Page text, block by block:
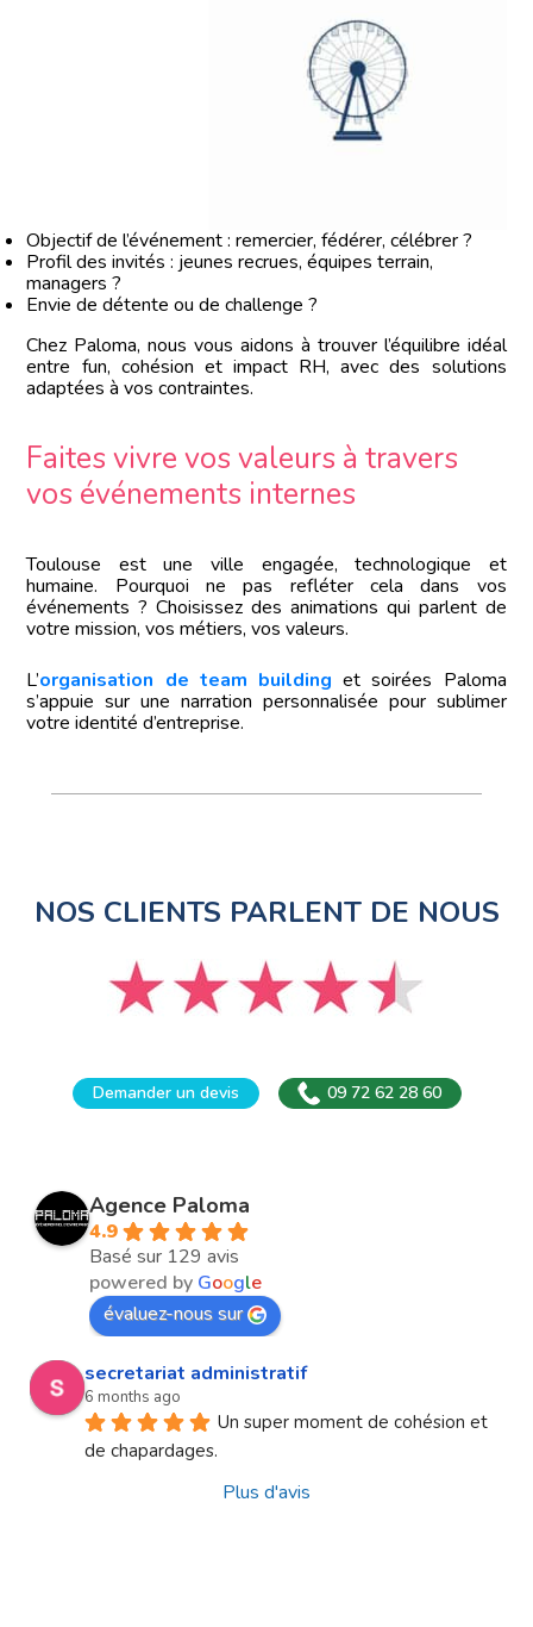
Objectif de l’événement : remercier, fédérer, célébrer ?
Profil des invités : jeunes recrues, équipes terrain,
managers ?
Envie de détente ou de challenge ?
Chez Paloma, nous vous aidons à trouver l’équilibre idéal
entre fun, cohésion et impact RH, avec des solutions
adaptées à vos contraintes.
Faites vivre vos valeurs à travers
vos événements internes
Toulouse est une ville engagée, technologique et
humaine. Pourquoi ne pas refléter cela dans vos
événements ? Choisissez des animations qui parlent de
votre mission, vos métiers, vos valeurs.
L’organisation de team building et soirées Paloma
s’appuie sur une narration personnalisée pour sublimer
votre identité d’entreprise.
NOS CLIENTS PARLENT DE NOUS
Demander un devis 09 72 62 28 60
Agence Paloma
4.9
Basé sur 129 avis
powered by Google
évaluez-nous sur
secretariat administratif
6 months ago
Un super moment de cohésion et
de chapardages.
Plus d'avis